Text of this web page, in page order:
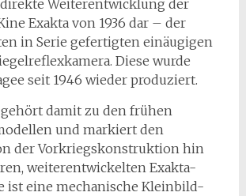
Weiterentwicklung der
Exakta von 1936 dar – der
in Serie gefertigten einäugigen
Diese wurde
seit 1946 wieder produziert.
gehört damit zu den frühen
und markiert den
der Vorkriegskonstruktion hin
weiterentwickelten Exakta-
ist eine mechanische Kleinbild-